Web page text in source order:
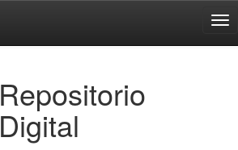
Repositorio
Digital